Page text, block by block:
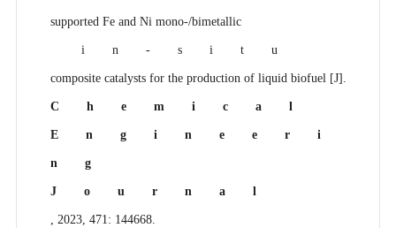
supported Fe and Ni mono-/bimetallic
in-situ
composite catalysts for the production of liquid biofuel [J].
Chemical
Engineeri
ng
Journal
, 2023, 471: 144668.